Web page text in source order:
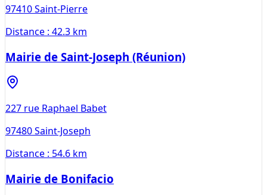
97410Saint-Pierre
Distance : 42.3 km
Mairie de Saint-Joseph (Réunion)
227 rue Raphael Babet
97480Saint-Joseph
Distance : 54.6 km
Mairie de Bonifacio